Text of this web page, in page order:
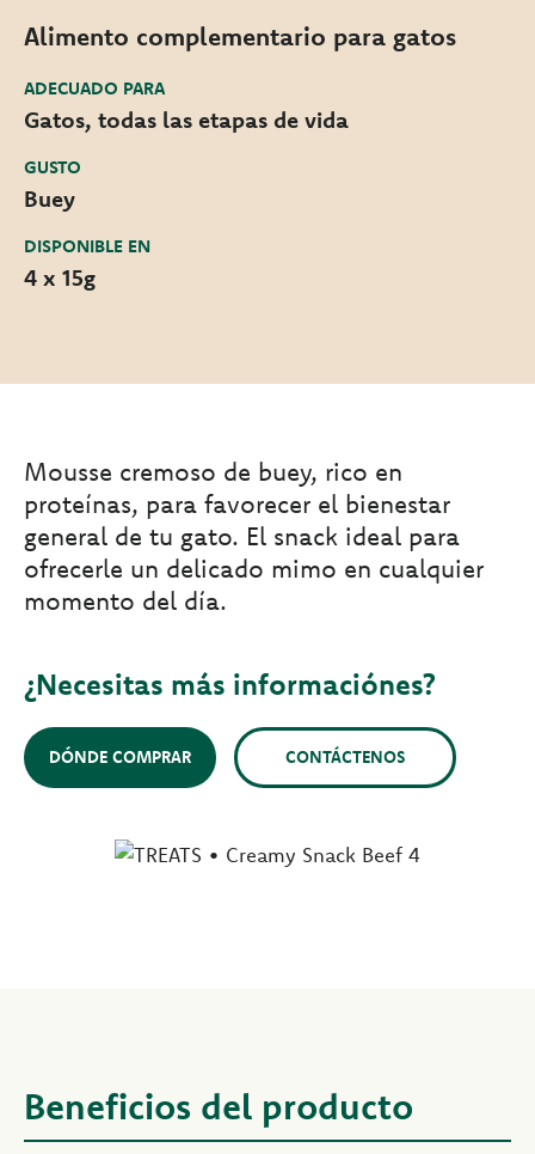
Alimento complementario para gatos
ADECUADO PARA
Gatos, todas las etapas de vida
GUSTO
Buey
DISPONIBLE EN
4 x 15g
Mousse cremoso de buey, rico en
proteínas, para favorecer el bienestar
general de tu gato. El snack ideal para
ofrecerle un delicado mimo en cualquier
momento del día.
¿Necesitas más informaciónes?
DÓNDE COMPRAR CONTÁCTENOS
Beneficios del producto